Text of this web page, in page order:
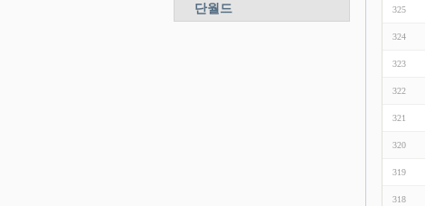
단월드 325
324
323
322
321
320
319
318